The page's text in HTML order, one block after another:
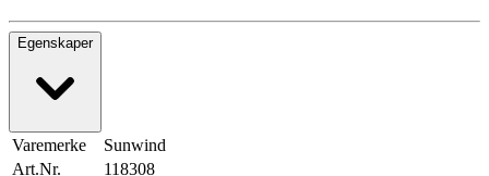
Egenskaper
Varemerke
Sunwind
Art.Nr.
118308